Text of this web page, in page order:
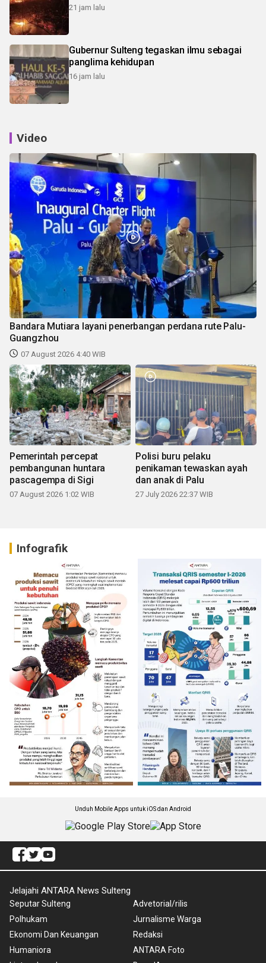
21 jam lalu
Gubernur Sulteng tegaskan ilmu sebagai
panglima kehidupan
16 jam lalu
Video
Bandara Mutiara layani penerbangan perdana rute Palu-
Guangzhou
07 August 2026 4:40 WIB
Pemerintah percepat
pembangunan huntara
pascagempa di Sigi
07 August 2026 1:02 WIB
Polisi buru pelaku
penikaman tewaskan ayah
dan anak di Palu
27 July 2026 22:37 WIB
Infografik
Unduh Mobile Apps untuk iOS dan Android
Jelajahi ANTARA News Sulteng
Seputar Sulteng
Polhukam
Ekonomi Dan Keuangan
Humaniora
Advetorial/rilis
Jurnalisme Warga
Redaksi
ANTARA Foto